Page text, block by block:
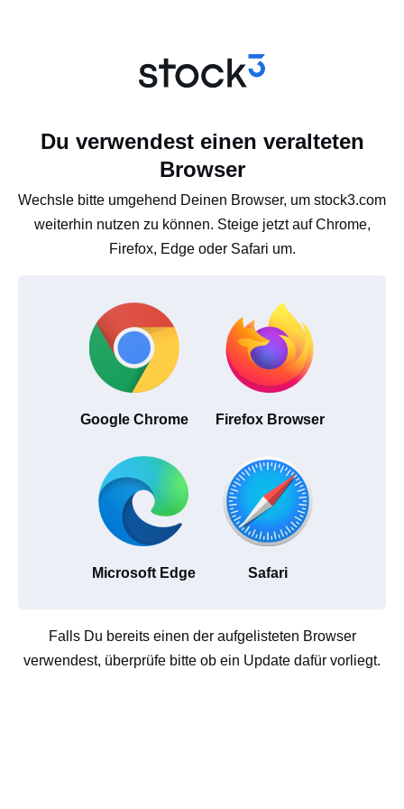
Du verwendest einen veralteten
Browser
Wechsle bitte umgehend Deinen Browser, um stock3.com
weiterhin nutzen zu können. Steige jetzt auf Chrome,
Firefox, Edge oder Safari um.
Google Chrome Firefox Browser
Microsoft Edge Safari
Falls Du bereits einen der aufgelisteten Browser
verwendest, überprüfe bitte ob ein Update dafür vorliegt.